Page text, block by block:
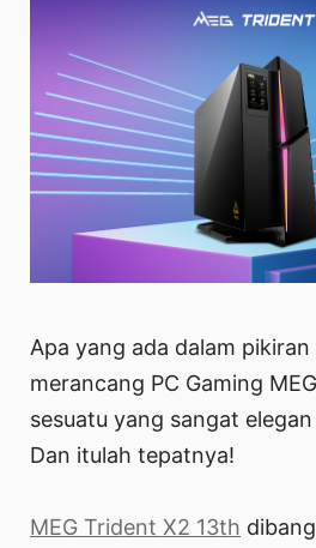
Apa yang ada dalam pikiran
merancang PC Gaming
sesuatu yang sangat
Dan itulah tepatnya!
MEG Trident X2 13th